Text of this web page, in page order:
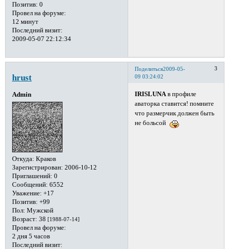
Позитив: 0
Провел на форуме:
12 минут
Последний визит:
2009-05-07 22:12:34
Поделиться 3
2009-05-
09 03:24:02
hrust
Admin
Откуда: Краков
Зарегистрирован: 2006-10-12
Приглашений: 0
Сообщений: 6552
Уважение: +17
Позитив: +99
Пол: Мужской
Возраст: 38 [1988-07-14]
Провел на форуме:
2 дня 5 часов
Последний визит:
IRISLUNAв профиле
аваторка ставится! помните
что размерчик должен быть
не больсой